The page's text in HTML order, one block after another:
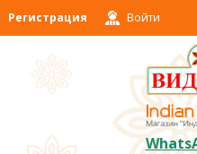
Регистрация Войти